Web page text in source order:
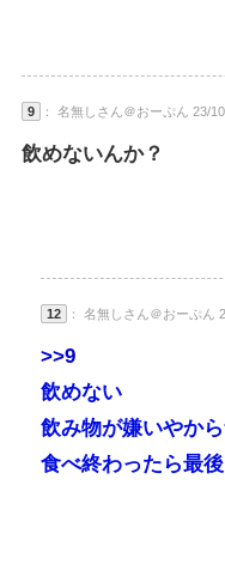
9 ： 名無しさん＠おーぷん 23/
飲めないんか？
12 ： 名無しさん＠おーぷん
>>9
飲めない
飲み物が嫌いやか
食べ終わったら最